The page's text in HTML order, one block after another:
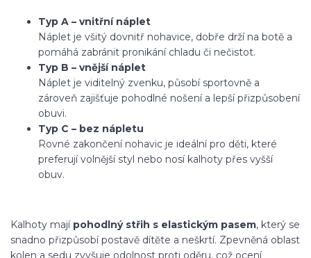
Typ A – vnitřní náplet
Náplet je všitý dovnitř nohavice, dobře drží na botě a
pomáhá zabránit pronikání chladu či nečistot.
Typ B – vnější náplet
Náplet je viditelný zvenku, působí sportovně a
zároveň zajišťuje pohodlné nošení a lepší přizpůsobení
obuvi.
Typ C – bez nápletu
Rovné zakončení nohavic je ideální pro děti, které
preferují volnější styl nebo nosí kalhoty přes vyšší
obuv.
Kalhoty mají pohodlný střih s elastickým pasem, který se
snadno přizpůsobí postavě dítěte a neškrtí. Zpevněná oblast
kolen a sedu zvyšuje odolnost proti oděru, což ocení